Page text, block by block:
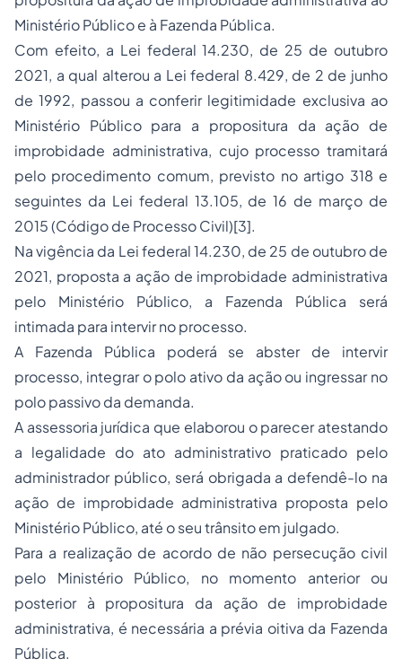
Ministério Público e à Fazenda Pública.
Com efeito, a Lei federal 14.230, de 25 de outubro
2021, a qual alterou a Lei federal 8.429, de 2 de junho
de 1992, passou a conferir legitimidade exclusiva ao
Ministério Público para a propositura da ação de
improbidade administrativa, cujo processo tramitará
pelo procedimento comum, previsto no artigo 318 e
seguintes da Lei federal 13.105, de 16 de março de
2015 (Código de Processo Civil)[3].
Na vigência da Lei federal 14.230, de 25 de outubro de
2021, proposta a ação de improbidade administrativa
pelo Ministério Público, a Fazenda Pública será
intimada para intervir no processo.
A Fazenda Pública poderá se abster de intervir
processo, integrar o polo ativo da ação ou ingressar no
polo passivo da demanda.
A assessoria jurídica que elaborou o parecer atestando
a legalidade do ato administrativo praticado pelo
administrador público, será obrigada a defendê-lo na
ação de improbidade administrativa proposta pelo
Ministério Público, até o seu trânsito em julgado.
Para a realização de acordo de não persecução civil
pelo Ministério Público, no momento anterior ou
posterior à propositura da ação de improbidade
administrativa, é necessária a prévia oitiva da Fazenda
Pública.